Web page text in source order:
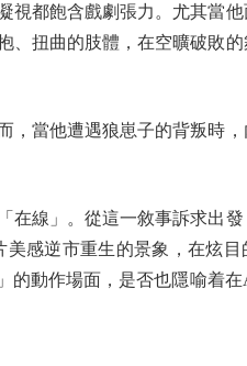
都飽含戲劇張力。尤其當他
、扭曲的肢體，在空曠破敗
當他遭遇狼崽子的背叛時，
線」。從這一敘事訴求出發
感逆市重生的景象，在炫目
的動作場面，是否也隱喻着